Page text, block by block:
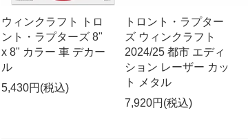
ウィンクラフト トロ
ント・ラプターズ 8"
x 8" カラー 車 デカー
ル
5,430円(税込)
トロント・ラプター
ズ ウィンクラフト
2024/25 都市 エディ
ション レーザー カッ
ト メタル
7,920円(税込)